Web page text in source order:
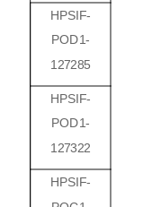
HPSIF-
POD1-
127285
HPSIF-
POD1-
127322
HPSIF-